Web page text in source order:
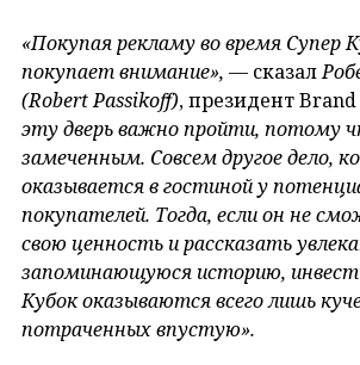
«Покупая рекламу во время Супер
покупает внимание», — сказал
(Robert Passikoff), президент Brand
эту дверь важно пройти, потому
замеченным. Совсем другое дело,
оказывается в гостиной у
покупателей. Тогда, если он не
свою ценность и рассказать
запоминающуюся историю,
Кубок оказываются всего лишь
потраченных впустую».